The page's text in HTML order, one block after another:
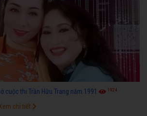
cuộc thi Trần Hữu Trang năm 1991 1924
chi tiết